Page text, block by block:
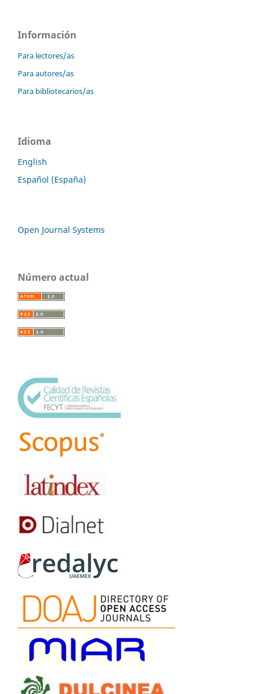
Información
Para lectores/as
Para autores/as
Para bibliotecarios/as
Idioma
English
Español (España)
Open Journal Systems
Número actual